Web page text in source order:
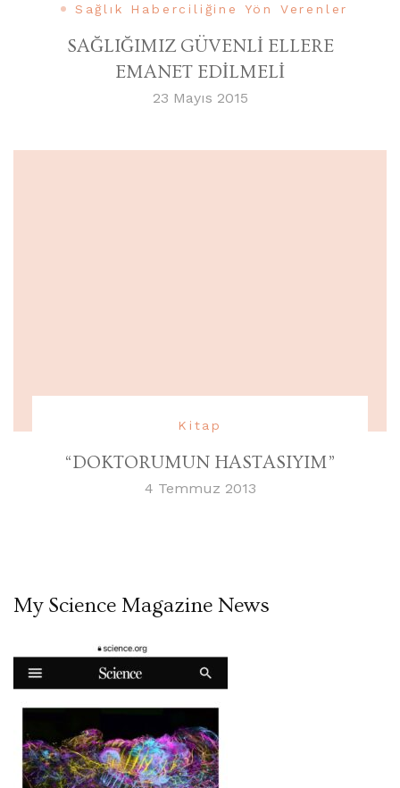
Sağlık Haberciliğine Yön Verenler
SAĞLIĞIMIZ GÜVENLİ ELLERE
EMANET EDİLMELİ
23 Mayıs 2015
Kitap
“DOKTORUMUN HASTASIYIM”
4 Temmuz 2013
My Science Magazine News